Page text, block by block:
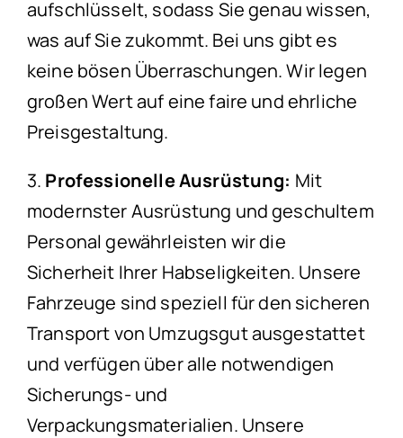
aufschlüsselt, sodass Sie genau wissen,
was auf Sie zukommt. Bei uns gibt es
keine bösen Überraschungen. Wir legen
großen Wert auf eine faire und ehrliche
Preisgestaltung.
3. Professionelle Ausrüstung: Mit
modernster Ausrüstung und geschultem
Personal gewährleisten wir die
Sicherheit Ihrer Habseligkeiten. Unsere
Fahrzeuge sind speziell für den sicheren
Transport von Umzugsgut ausgestattet
und verfügen über alle notwendigen
Sicherungs- und
Verpackungsmaterialien. Unsere